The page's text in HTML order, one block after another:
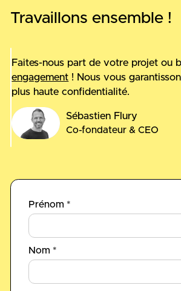
Travaillons ensemble !
Faites-nous part de votre projet ou
engagement ! Nous vous
plus haute confidentialité.
Sébastien Flury
Co-fondateur & CEO
Prénom *
Nom *